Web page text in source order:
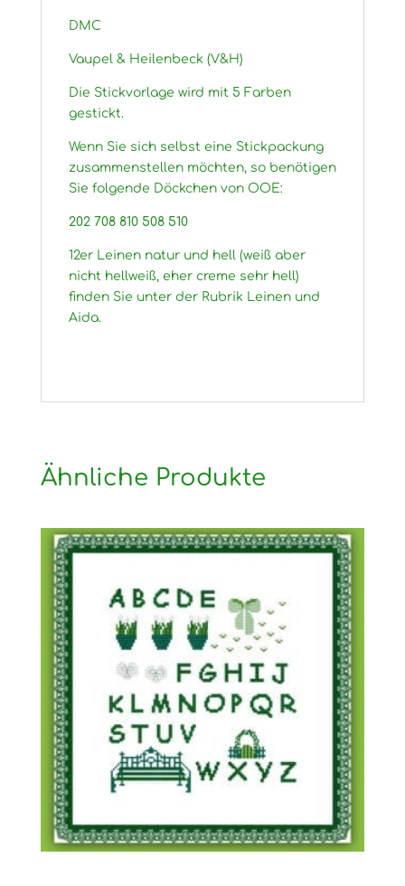
DMC
Vaupel & Heilenbeck (V&H)
Die Stickvorlage wird mit 5 Farben
gestickt.
Wenn Sie sich selbst eine Stickpackung
zusammenstellen möchten, so benötigen
Sie folgende Döckchen von OOE:
202 708 810 508 510
12er Leinen natur und hell (weiß aber
nicht hellweiß, eher creme sehr hell)
finden Sie unter der Rubrik Leinen und
Aida.
Ähnliche Produkte